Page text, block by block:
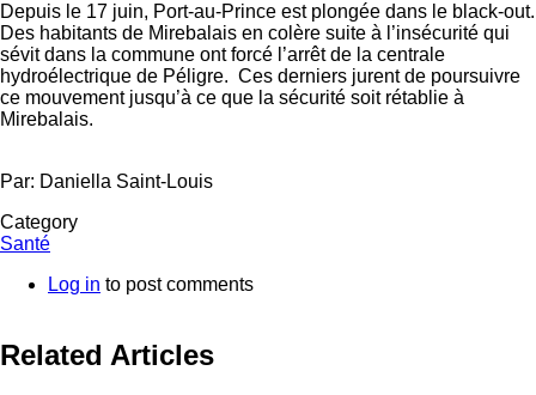
Depuis le 17 juin, Port-au-Prince est plongée dans le black-out.
Des habitants de Mirebalais en colère suite à l’insécurité qui
sévit dans la commune ont forcé l’arrêt de la centrale
hydroélectrique de Péligre. Ces derniers jurent de poursuivre
ce mouvement jusqu’à ce que la sécurité soit rétablie à
Mirebalais.
Par: Daniella Saint-Louis
Category
Santé
Log in to post comments
Related Articles